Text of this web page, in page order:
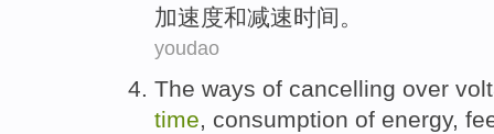
加速度和减速时间 。
youdao
The ways of cancelling over
time, consumption of energy,